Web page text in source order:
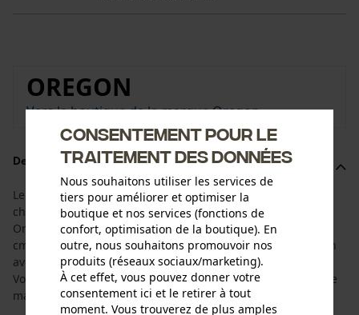
OREGON
Vers la boutique de la marque Oregon
Description du produit
Le kit est adapté à la durée de vie du guide-chaîne et de la
chaîne de tronçonneuse. Il est composé du guide-chaîne
Oregon AdvanceCut HD avec une longueur de coupe de 40
cm et de 4 chaînes de tronçonneuse à demi-gouges Oregon
avec une largeur de maillon de 1,6 mm et un pas de 3/8".
Vous avez ainsi la chaîne de rechange adéquate à portée de
main.
Consentement pour le
traitement des données
Nous souhaitons utiliser les services de
tiers pour améliorer et optimiser la
boutique et nos services (fonctions de
confort, optimisation de la boutique). En
outre, nous souhaitons promouvoir nos
produits (réseaux sociaux/marketing).
À cet effet, vous pouvez donner votre
consentement ici et le retirer à tout
moment. Vous trouverez de plus amples